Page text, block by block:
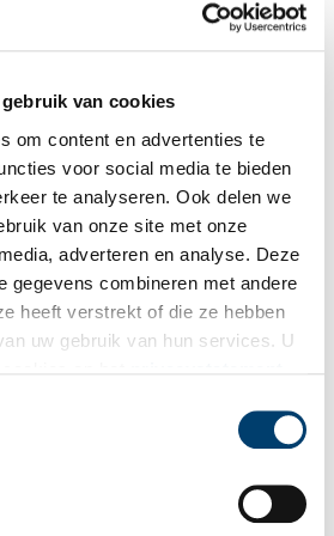
van cookies
om content en advertenties te
voor social media te bieden
te analyseren. Ook delen we
van onze site met onze
adverteren en analyse. Deze
gegevens combineren met andere
heeft verstrekt of die ze hebben
uw gebruik van hun services. U
de Verkadefabriek oprichtte, wist
ooit bekend zou komen te staan
chocolade. De fabriek maakte
beschuit en ontbijtkoek, maar daar
komen. Hoe konden de biscuitjes en
tot zo’n begrip uitgroeien? En
hoe werden ze eigenlijk
brachten we een bezoekje aan
het Zaans Museum.
in Noord-Holland vind je